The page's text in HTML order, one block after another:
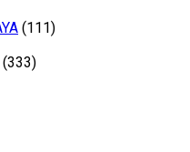
(111)
(333)